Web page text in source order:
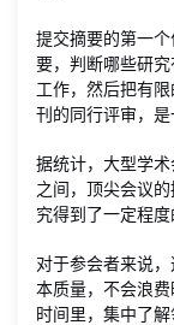
提交摘要的第一
要，判断哪些研
工作，然后把有
刊的同行评审，是
据统计，大型学
之间，顶尖会议
究得到了一定程度
对于参会者来说
本质量，不会浪
时间里，集中了